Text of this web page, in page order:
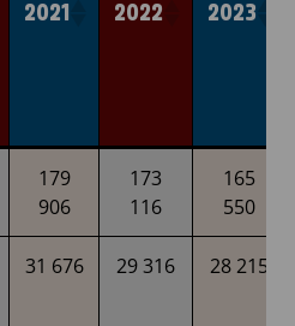
2021 2022 2023
2021 2022 2023
179
906
173
116
165
550
31 676 29 316 28 215